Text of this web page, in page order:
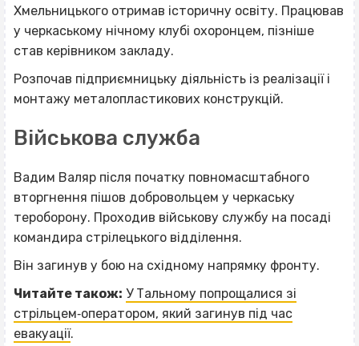
Хмельницького отримав історичну освіту. Працював
у черкаському нічному клубі охоронцем, пізніше
став керівником закладу.
Розпочав підприємницьку діяльність із реалізації і
монтажу металопластикових конструкцій.
Військова служба
Вадим Валяр після початку повномасштабного
вторгнення пішов добровольцем у черкаську
тероборону. Проходив військову службу на посаді
командира стрілецького відділення.
Він загинув у бою на східному напрямку фронту.
Читайте також: У Тальному попрощалися зі
стрільцем‐оператором, який загинув під час
евакуації.